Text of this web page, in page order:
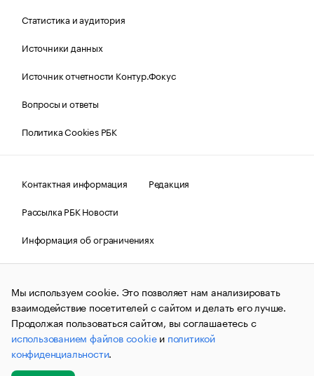
Статистика и аудитория
Источники данных
Источник отчетности Контур.Фокус
Вопросы и ответы
Политика Cookies РБК
Контактная информация
Редакция
Рассылка РБК Новости
Информация об ограничениях
Правовая информация
О соблюдении авторских прав
© АО «РОСБИЗНЕСКОНСАЛТИНГ»,1995–2026.Сообщения
и материалы информационного агентства «РБК»
(зарегистрировано Федеральной службой по надзору в сфере
связи, информационных технологий и массовых
коммуникаций (Роскомнадзор) 09.12.2015 за номером ИА
№ФС77-63848) сопровождаются пометкой «РБК». Отдельные
публикации могут содержать информацию,
не предназначенную для пользователей
Мы используем cookie. Это позволяет нам анализировать
взаимодействие посетителей с сайтом и делать его лучше.
Продолжая пользоваться сайтом, вы соглашаетесь с
использованием файлов cookieи политикой
конфиденциальности.